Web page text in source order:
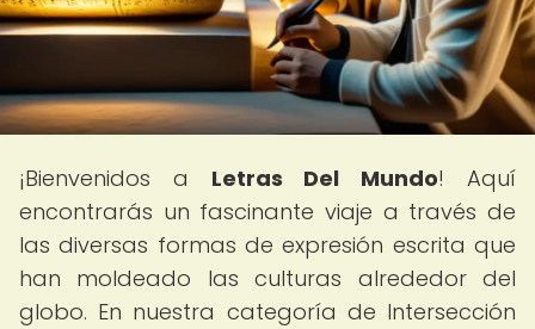
¡Bienvenidos a Letras Del Mundo! Aquí
encontrarás un fascinante viaje a través de
las diversas formas de expresión escrita que
han moldeado las culturas alrededor del
globo. En nuestra categoría de Intersección